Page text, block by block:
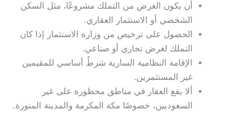
أن يكون الغرض من التملك مشروعًا، مثل السكن
الشخصي أو الاستثمار العقاري.
الحصول على ترخيص من وزارة الاستثمار إذا كان
التملك لغرض تجاري أو صناعي.
الإقامة النظامية السارية شرطٌ أساسي للمقيمين
غير المستثمرين.
ألا يقع العقار في مناطق محظورة على غير
السعوديين، خصوصًا مكة المكرمة والمدينة المنورة.